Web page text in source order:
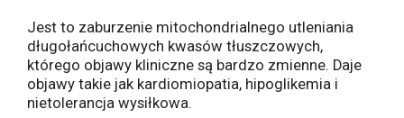
Jest to zaburzenie mitochondrialnego utleniania
długołańcuchowych kwasów tłuszczowych,
którego objawy kliniczne są bardzo zmienne. Daje
objawy takie jak kardiomiopatia, hipoglikemia i
nietolerancja wysiłkowa.